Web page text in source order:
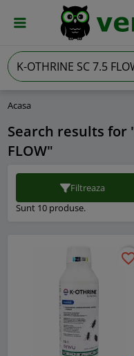
Acasa
Search results for
FLOW"
Sunt 10 produse.
Filtreaza